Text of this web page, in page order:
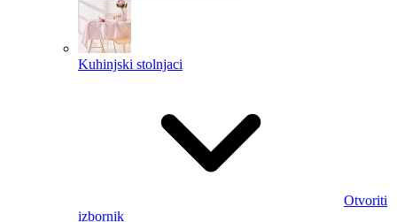
Kuhinjski stolnjaci
Otvoriti
izbornik